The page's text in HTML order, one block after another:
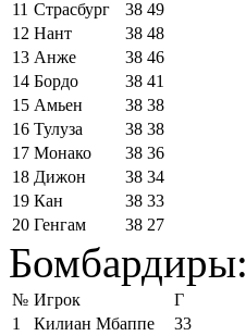
11 Страсбург 38 49
12 Нант 38 48
13 Анже 38 46
14 Бордо 38 41
15 Амьен 38 38
16 Тулуза 38 38
17 Монако 38 36
18 Дижон 38 34
19 Кан 38 33
20 Генгам 38 27
Бомбардиры:
№ Игрок
Г
1
Килиан Мбаппе
33